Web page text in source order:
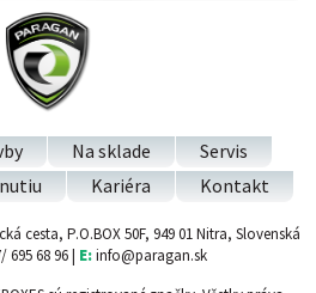
Na sklade
Servis
Kariéra Kontakt
cesta, P.O.BOX 50F, 949 01 Nitra, Slovenská
695 68 96 | E:info@paragan.sk